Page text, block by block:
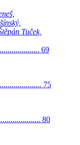
Tuček,
69
75
80